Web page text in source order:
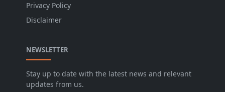
Privacy Policy
Disclaimer
NEWSLETTER
Stay up to date with the latest news and relevant
updates from us.